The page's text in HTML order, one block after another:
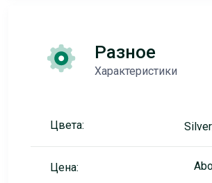
Разное
Характеристики
Цвета:
Цена: